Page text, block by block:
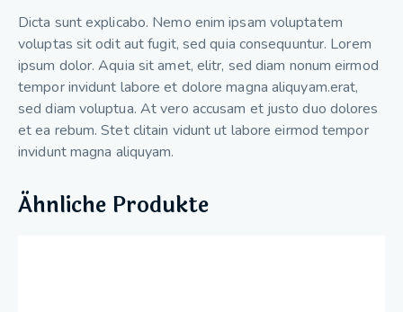
Dicta sunt explicabo. Nemo enim ipsam voluptatem
voluptas sit odit aut fugit, sed quia consequuntur. Lorem
ipsum dolor. Aquia sit amet, elitr, sed diam nonum eirmod
tempor invidunt labore et dolore magna aliquyam.erat,
sed diam voluptua. At vero accusam et justo duo dolores
et ea rebum. Stet clitain vidunt ut labore eirmod tempor
invidunt magna aliquyam.
Ähnliche Produkte